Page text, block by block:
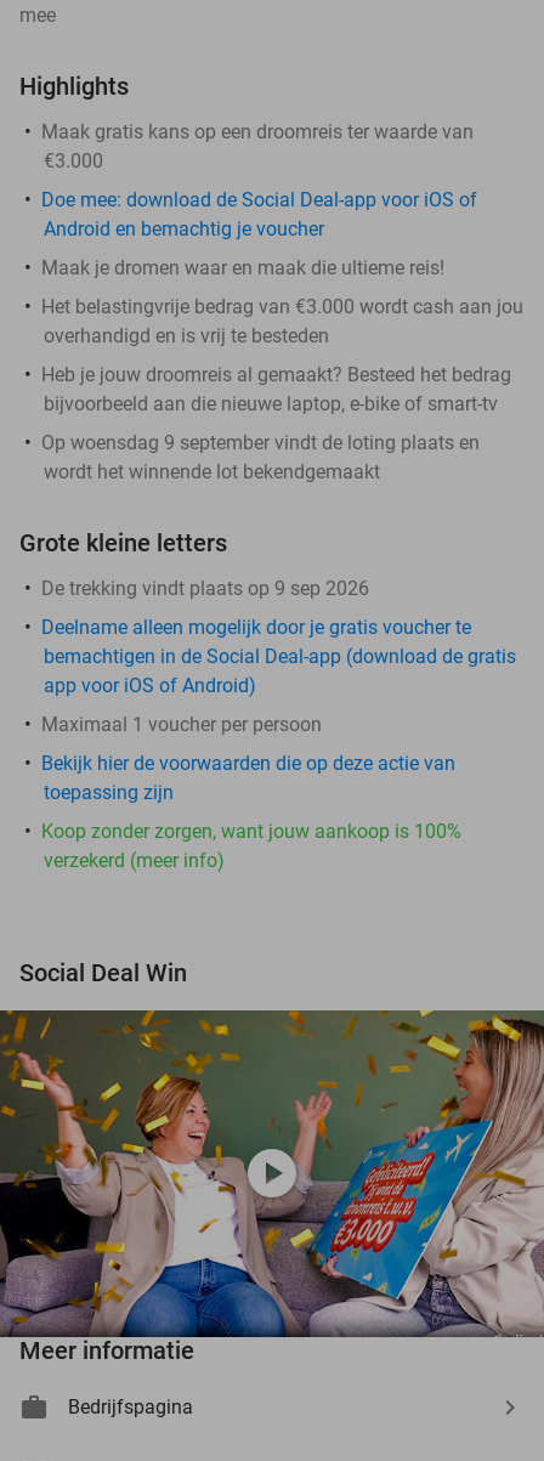
mee
Highlights
Maak gratis kans op een droomreis ter waarde van
€3.000
Doe mee: download de Social Deal-app voor iOS of
Android en bemachtig je voucher
Maak je dromen waar en maak die ultieme reis!
Het belastingvrije bedrag van €3.000 wordt cash aan jou
overhandigd en is vrij te besteden
Heb je jouw droomreis al gemaakt? Besteed het bedrag
bijvoorbeeld aan die nieuwe laptop, e-bike of smart-tv
Op woensdag 9 september vindt de loting plaats en
wordt het winnende lot bekendgemaakt
Grote kleine letters
De trekking vindt plaats op 9 sep 2026
Deelname alleen mogelijk door je gratis voucher te
bemachtigen in de Social Deal-app (download de gratis
app voor iOS of Android)
Maximaal 1 voucher per persoon
Bekijk hier de voorwaarden die op deze actie van
toepassing zijn
Koop zonder zorgen, want jouw aankoop is 100%
verzekerd (meer info)
Social Deal Win
play_circle
Meer informatie
Bedrijfspagina